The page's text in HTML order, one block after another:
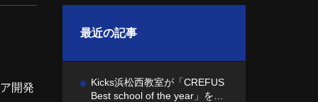
開発
最近の記事
Kicks浜松西教室が「CREFUS
Best school of the year」を受